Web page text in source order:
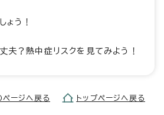
ょう！
夫？熱中症リスクを見てみよう！
ページへ戻る トップページへ戻る